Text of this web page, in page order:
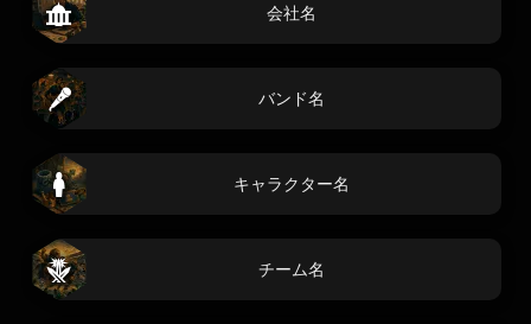
会社名
バンド名
キャラクター名
チーム名